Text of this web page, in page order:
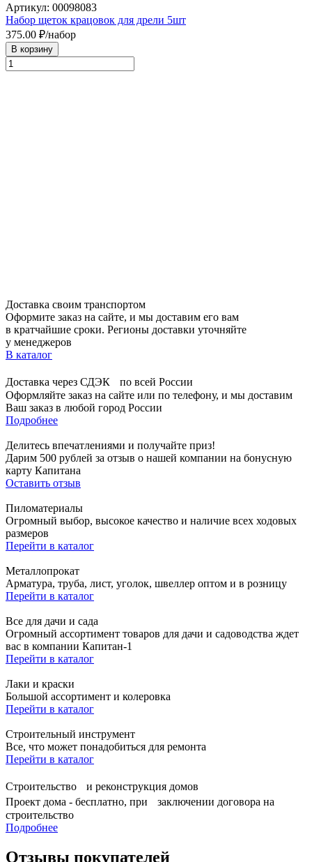
Артикул: 00098083
Набор щеток крацовок для дрели 5шт
375.00 ₽/набор
В корзину
Доставка своим транспортом
Оформите заказ на сайте, и мы доставим его вам
в кратчайшие сроки. Регионы доставки уточняйте
у менеджеров
В каталог
Доставка через СДЭК по всей России
Оформляйте заказ на сайте или по телефону, и мы доставим
Ваш заказ в любой город России
Подробнее
Делитесь впечатлениями и получайте приз!
Дарим 500 рублей за отзыв о нашей компании на бонусную
карту Капитана
Оставить отзыв
Пиломатериалы
Огромный выбор, высокое качество и наличие всех ходовых
размеров
Перейти в каталог
Металлопрокат
Арматура, труба, лист, уголок, швеллер оптом и в розницу
Перейти в каталог
Все для дачи и сада
Огромный ассортимент товаров для дачи и садоводства ждет
вас в компании Капитан-1
Перейти в каталог
Лаки и краски
Большой ассортимент и колеровка
Перейти в каталог
Строительный инструмент
Все, что может понадобиться для ремонта
Перейти в каталог
Строительство и реконструкция домов
Проект дома - бесплатно, при заключении договора на
строительство
Подробнее
Отзывы покупателей